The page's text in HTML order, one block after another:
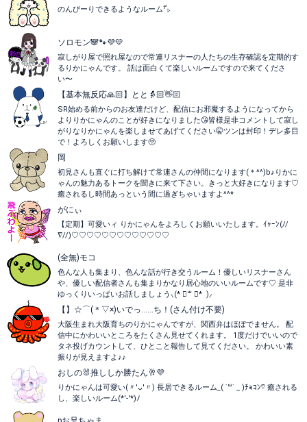
のんびーりできるようなルーム㌥
ソロモン🐼🐾💜💛
寂しがり屋で照れ屋なので常連リスナーの人たちの生存確認を定期的す
るりかにゃんです。 話は面白くて楽しいルームですので来てくださ
い〜
【基本無反応🙏🏻】とと👵🏻👋🏻
SR始める前からのお友達だけど、配信にお邪魔するようになってから
よりりかにゃんのことが好きになりました😘皆様是非コメントして寂し
がりなりかにゃんを楽しませてあげてください🤫ツンは封印！デレ多目
で！よろしくお願いします🥺
岡
初見さんも直ぐに打ち解けて常連さんの仲間になります(＊^^)b♪りかに
ゃんの魅力あるトークを聞きに来て下さい。きっと大好きになります♡
癒されるし時間あっという間に過ぎちゃいますよ^^*
がにぃ
【定期】可愛いィ りかにゃんをよろしくお願いいたします。ｲｬｰﾝ(//
∇//)♡♡♡♡♡♡♡♡♡♡♡♡♡
(全無)モコ
色んな人も集まり、色んな話が行き交うルーム！優しいリスナーさん
や、優しい配信者さんも集まりかなり居心地のいいルームです♡ 是非
ゆっくりいっぱいお話しましょう⸜(* ॑꒳ ॑* )⸝
【】☆⌒(＊▽×)いでっ……ち！(さん付け不要)
大阪生まれ大阪育ちのりかにゃんですが、関西弁はほぼでません。 配
信中にかわいいところをたくさん見せてくれます。 1度だけでいいので
タネ投げカウントして、ひとこと報告して見てください。 かわいい素
振りが見えますよ♪♪
おしの🐰推ししか勝たん🥂💜
りかにゃんは可愛い(〃'ᴗ'〃) 長居できるルーム_( ˙꒳​˙ _ )ﾁｮｺﾝ♡ 癒される
し、楽しいルーム(*'-'*)ﾉ